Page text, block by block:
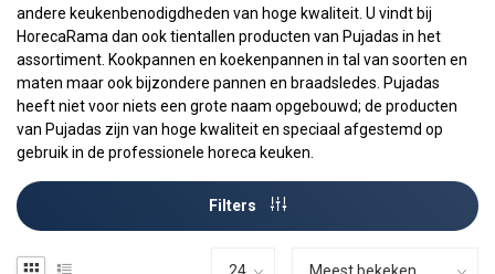
andere keukenbenodigdheden van hoge kwaliteit. U vindt bij
HorecaRama dan ook tientallen producten van Pujadas in het
assortiment. Kookpannen en koekenpannen in tal van soorten en
maten maar ook bijzondere pannen en braadsledes. Pujadas
heeft niet voor niets een grote naam opgebouwd; de producten
van Pujadas zijn van hoge kwaliteit en speciaal afgestemd op
gebruik in de professionele horeca keuken.
Filters